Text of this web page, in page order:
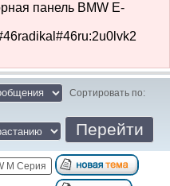
панель BMW E-
Сортировать по:
M Серия